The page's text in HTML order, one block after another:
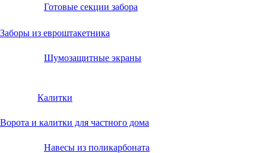
Готовые секции забора
Заборы из евроштакетника
Шумозащитные экраны
Калитки
Ворота и калитки для частного дома
Навесы из поликарбоната